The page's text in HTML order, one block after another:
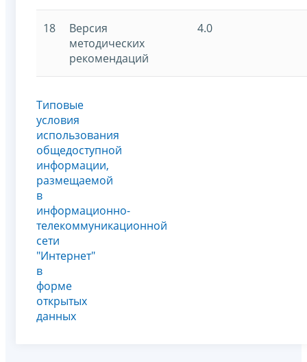
18
Версия
методических
рекомендаций
4.0
Типовые
условия
использования
общедоступной
информации,
размещаемой
в
информационно-
телекоммуникационной
сети
"Интернет"
в
форме
открытых
данных